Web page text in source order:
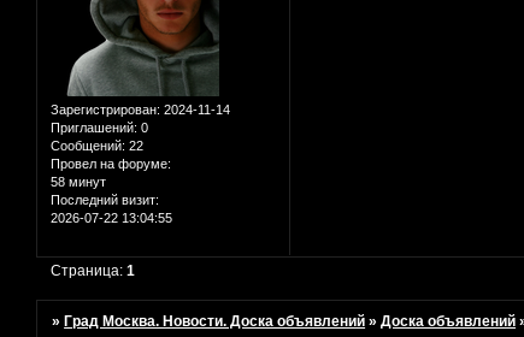
Зарегистрирован: 2024-11-14
Приглашений: 0
Сообщений: 22
Провел на форуме:
58 минут
Последний визит:
2026-07-22 13:04:55
Страница:1
» Град Москва. Новости. Доска объявлений »Доска объявлений